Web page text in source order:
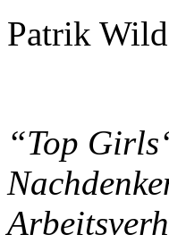
Patrik
“Top